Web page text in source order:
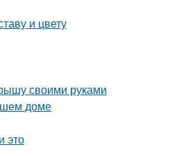
и цвету
своими руками
доме
это